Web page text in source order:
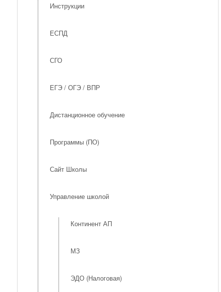
Инструкции
ЕСПД
СГО
ЕГЭ / ОГЭ / ВПР
Дистанционное обучение
Программы (ПО)
Сайт Школы
Управление школой
Континент АП
МЗ
ЭДО (Налоговая)